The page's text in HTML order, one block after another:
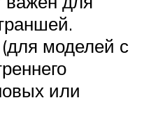
моделей с
или